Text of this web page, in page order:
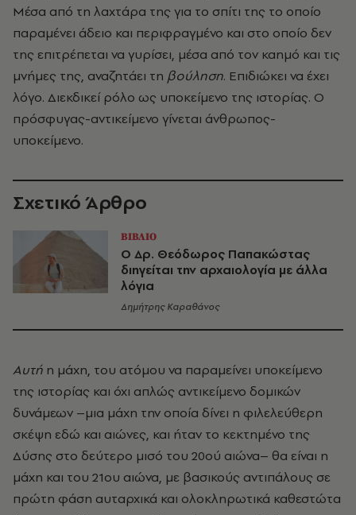
Μέσα από τη λαχτάρα της για το σπίτι της το οποίο
παραμένει άδειο και περιφραγμένο και στο οποίο δεν
της επιτρέπεται να γυρίσει, μέσα από τον καημό και τις
μνήμες της, αναζητάει τη βούληση. Επιδιώκει να έχει
λόγο. Διεκδικεί ρόλο ως υποκείμενο της ιστορίας. Ο
πρόσφυγας-αντικείμενο γίνεται άνθρωπος-
υποκείμενο.
Σχετικό Άρθρο
ΒΙΒΛΙΟ
Ο Δρ. Θεόδωρος Παπακώστας
διηγείται την αρχαιολογία με άλλα
λόγια
Δημήτρης Καραθάνος
Αυτή η μάχη, του ατόμου να παραμείνει υποκείμενο
της ιστορίας και όχι απλώς αντικείμενο δομικών
δυνάμεων –μια μάχη την οποία δίνει η φιλελεύθερη
σκέψη εδώ και αιώνες, και ήταν το κεκτημένο της
Δύσης στο δεύτερο μισό του 20ού αιώνα– θα είναι η
μάχη και του 21ου αιώνα, με βασικούς αντιπάλους σε
πρώτη φάση αυταρχικά και ολοκληρωτικά καθεστώτα